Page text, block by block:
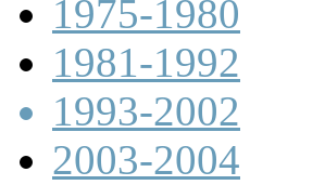
1975-1980
1981-1992
1993-2002
2003-2004